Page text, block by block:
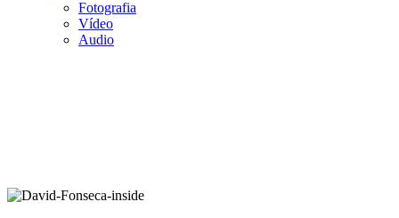
Fotografia
Vídeo
Audio